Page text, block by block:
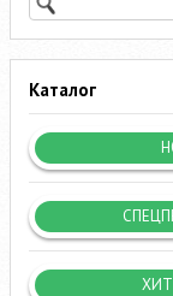
Каталог